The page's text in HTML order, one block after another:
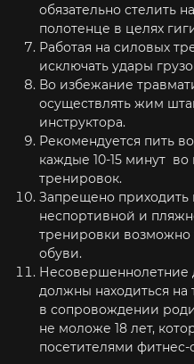
обязательно стелить
полотенце в целях
Работая на силовых
исключать удары
Во избежание
осуществлять жим
инструктора.
Рекомендуется пить
каждые 10-15 минут
тренировок.
Запрещено приходить
неспортивной и
тренировки возможно
обуви.
Несовершеннолетние
должны находиться
в сопровождении
не моложе 18 лет,
посетителями фитнес-